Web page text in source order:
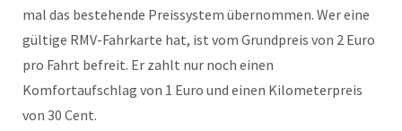
mal das bestehende Preissystem übernommen. Wer eine
gültige RMV-Fahrkarte hat, ist vom Grundpreis von 2 Euro
pro Fahrt befreit. Er zahlt nur noch einen
Komfortaufschlag von 1 Euro und einen Kilometerpreis
von 30 Cent.